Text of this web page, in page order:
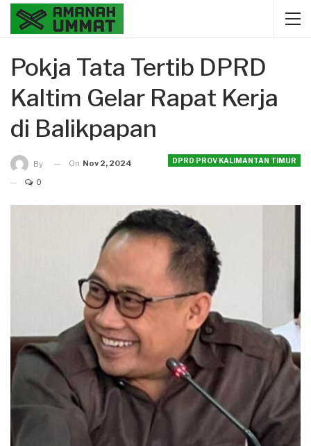
Pokja Tata Tertib DPRD
Kaltim Gelar Rapat Kerja
di Balikpapan
DPRD PROV KALIMANTAN TIMUR
By On Nov 2, 2024
0